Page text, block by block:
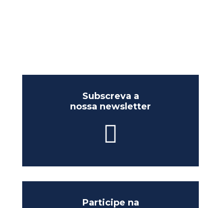
Subscreva a
nossa newsletter
Participe na